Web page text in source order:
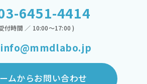
6451-4414
付時間 ／ 10:00～17:00 )
info@mmdlabo.jp
ムからお問い合わせ